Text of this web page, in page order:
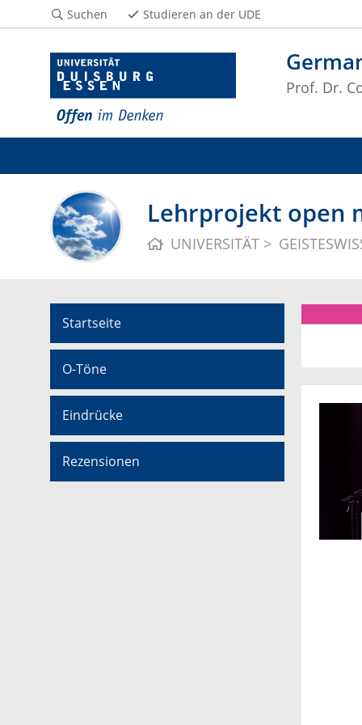
Prof. Dr.
Suchen Studieren an der UDE
Lehrprojekt open
UNIVERSITÄT
Startseite
O-Töne
Eindrücke
Rezensionen